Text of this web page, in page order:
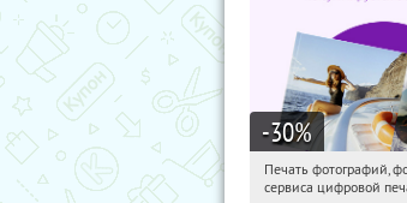
-30%
07:45:53
Печать фотографий,
сервиса цифровой